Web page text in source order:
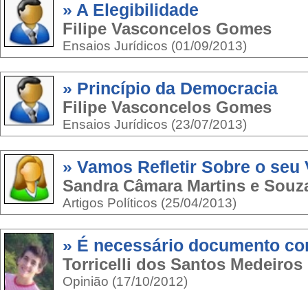
» A Elegibilidade
Filipe Vasconcelos Gomes
Ensaios Jurídicos (01/09/2013)
» Princípio da Democracia
Filipe Vasconcelos Gomes
Ensaios Jurídicos (23/07/2013)
» Vamos Refletir Sobre o seu
Sandra Câmara Martins e
Artigos Políticos (25/04/2013)
» É necessário documento
Torricelli dos Santos Medeiros
Opinião (17/10/2012)